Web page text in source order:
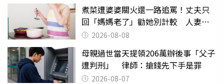
煮菜遭婆婆關火還一路追罵！丈夫只
回「媽媽老了」勸她別計較 人妻超
崩潰：我像台傭
2026-08-08
母親過世當天提領206萬辦後事「父子
遭判刑」 律師：搶錢先下手是罪
2026-08-07